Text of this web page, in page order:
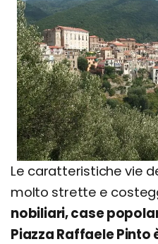
Le caratteristiche vie
molto strette e
nobiliari, case
Piazza Raffaele